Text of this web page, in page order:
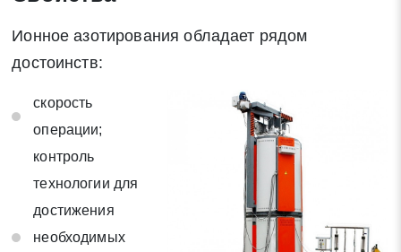
Поиск
Ионное азотирования обладает рядом
достоинств:
скорость
операции;
контроль
технологии для
достижения
необходимых
* - обязательные поля для заполнения
Отправить заявку
Нажимая на кнопку «Отправить заявку» Вы даете согласие
на обработку своих персональных данных в соответствии со